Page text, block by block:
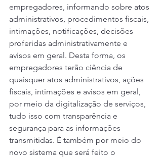
empregadores, informando sobre atos
administrativos, procedimentos fiscais,
intimações, notificações, decisões
proferidas administrativamente e
avisos em geral. Desta forma, os
empregadores terão ciência de
quaisquer atos administrativos, ações
fiscais, intimações e avisos em geral,
por meio da digitalização de serviços,
tudo isso com transparência e
segurança para as informações
transmitidas. É também por meio do
novo sistema que será feito o